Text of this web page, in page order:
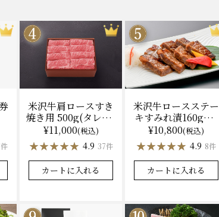
米沢牛肩ロースすき
焼き用 500g(タレ付)
（冷凍）送料無料
化粧箱入
¥11,000(税込)
★★★★★
★★★★★ 4.9 37件
カートに入れる
米沢牛ロースステー
キすみれ漬160g×3
枚(計480g) 木箱入
味噌酒粕漬け/冷蔵
送料無料
¥10,800(税込)
★★★★★
★★★★★ 4.9 8件
カートに入れる